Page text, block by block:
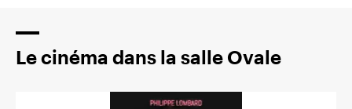
Le cinéma dans la salle Ovale